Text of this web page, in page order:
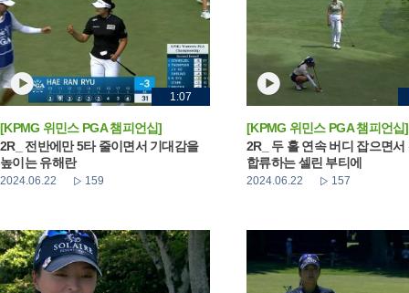
1:07
[KPMG 위민스 PGA 챔피언십]
2R_ 전반에만 5타 줄이면서 기대감을
높이는 유해란
2024.06.22 159
[KPMG 위민스 PGA 챔피언십]
2R_ 두 홀 연속 버디 잡으면서
합류하는 셀린 부티에
2024.06.22 157